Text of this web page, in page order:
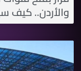
والأردن.. كيف